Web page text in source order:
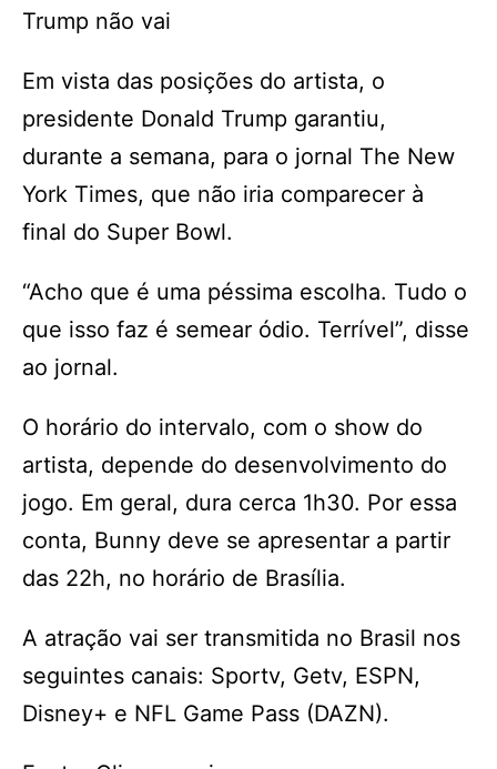
Trump não vai
Em vista das posições do artista, o
presidente Donald Trump garantiu,
durante a semana, para o jornal The New
York Times, que não iria comparecer à
final do Super Bowl.
“Acho que é uma péssima escolha. Tudo o
que isso faz é semear ódio. Terrível”, disse
ao jornal.
O horário do intervalo, com o show do
artista, depende do desenvolvimento do
jogo. Em geral, dura cerca 1h30. Por essa
conta, Bunny deve se apresentar a partir
das 22h, no horário de Brasília.
A atração vai ser transmitida no Brasil nos
seguintes canais: Sportv, Getv, ESPN,
Disney+ e NFL Game Pass (DAZN).